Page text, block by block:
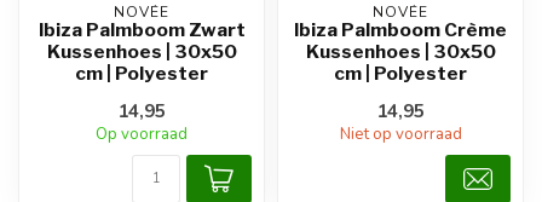
NOVÉE
Ibiza Palmboom Zwart
Kussenhoes | 30x50
cm | Polyester
14,95
Op voorraad
NOVÉE
Ibiza Palmboom Crème
Kussenhoes | 30x50
cm | Polyester
14,95
Niet op voorraad